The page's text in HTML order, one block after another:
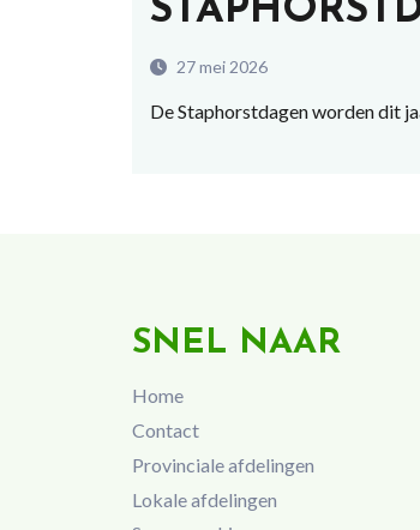
27 mei 2026
De Staphorstdagen worden dit
SNEL NAAR
Home
Contact
Provinciale afdelingen
Lokale afdelingen